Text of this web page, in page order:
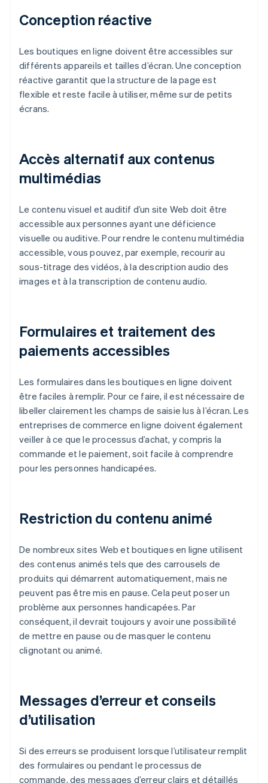
Conception réactive
Les boutiques en ligne doivent être accessibles sur
différents appareils et tailles d’écran. Une conception
réactive garantit que la structure de la page est
flexible et reste facile à utiliser, même sur de petits
écrans.
Accès alternatif aux contenus
multimédias
Le contenu visuel et auditif d’un site Web doit être
accessible aux personnes ayant une déficience
visuelle ou auditive. Pour rendre le contenu multimédia
accessible, vous pouvez, par exemple, recourir au
sous-titrage des vidéos, à la description audio des
images et à la transcription de contenu audio.
Formulaires et traitement des
paiements accessibles
Les formulaires dans les boutiques en ligne doivent
être faciles à remplir. Pour ce faire, il est nécessaire de
libeller clairement les champs de saisie lus à l’écran. Les
entreprises de commerce en ligne doivent également
veiller à ce que le processus d’achat, y compris la
commande et le paiement, soit facile à comprendre
pour les personnes handicapées.
Restriction du contenu animé
De nombreux sites Web et boutiques en ligne utilisent
des contenus animés tels que des carrousels de
produits qui démarrent automatiquement, mais ne
peuvent pas être mis en pause. Cela peut poser un
problème aux personnes handicapées. Par
conséquent, il devrait toujours y avoir une possibilité
de mettre en pause ou de masquer le contenu
clignotant ou animé.
Messages d’erreur et conseils
d’utilisation
Si des erreurs se produisent lorsque l’utilisateur remplit
des formulaires ou pendant le processus de
commande, des messages d’erreur clairs et détaillés